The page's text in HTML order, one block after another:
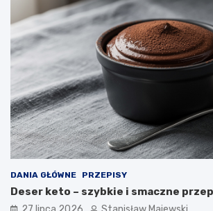
DANIA GŁÓWNE PRZEPISY
Deser keto – szybkie i smaczne